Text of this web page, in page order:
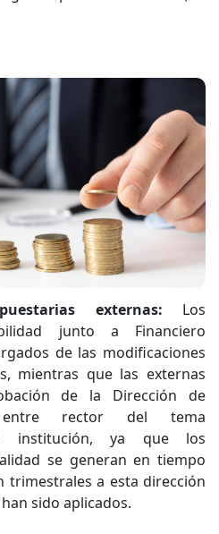
externas: Los
junto a Financiero
de las modificaciones
mientras que las externas
de la Dirección de
entre rector del tema
institución, ya que los
se generan en tiempo
trimestrales a esta dirección
sido aplicados.